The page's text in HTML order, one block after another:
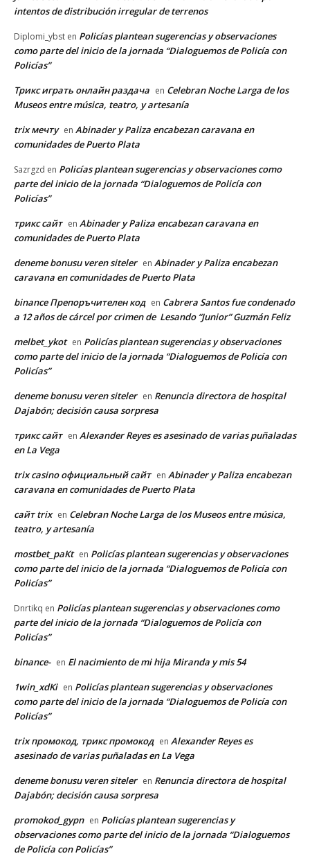
intentos de distribución irregular de terrenos
Diplomi_ybst en Policías plantean sugerencias y observaciones
como parte del inicio de la jornada “Dialoguemos de Policía con
Policías”
Трикс играть онлайн раздача en Celebran Noche Larga de los
Museos entre música, teatro, y artesanía
trix мечту en Abinader y Paliza encabezan caravana en
comunidades de Puerto Plata
Sazrgzd en Policías plantean sugerencias y observaciones como
parte del inicio de la jornada “Dialoguemos de Policía con
Policías”
трикс сайт en Abinader y Paliza encabezan caravana en
comunidades de Puerto Plata
deneme bonusu veren siteler en Abinader y Paliza encabezan
caravana en comunidades de Puerto Plata
binance Препоръчителен код en Cabrera Santos fue condenado
a 12 años de cárcel por crimen de Lesando “Junior” Guzmán Feliz
melbet_ykot en Policías plantean sugerencias y observaciones
como parte del inicio de la jornada “Dialoguemos de Policía con
Policías”
deneme bonusu veren siteler en Renuncia directora de hospital
Dajabón; decisión causa sorpresa
трикс сайт en Alexander Reyes es asesinado de varias puñaladas
en La Vega
trix casino официальный сайт en Abinader y Paliza encabezan
caravana en comunidades de Puerto Plata
сайт trix en Celebran Noche Larga de los Museos entre música,
teatro, y artesanía
mostbet_paKt en Policías plantean sugerencias y observaciones
como parte del inicio de la jornada “Dialoguemos de Policía con
Policías”
Dnrtikq en Policías plantean sugerencias y observaciones como
parte del inicio de la jornada “Dialoguemos de Policía con
Policías”
binance- en El nacimiento de mi hija Miranda y mis 54
1win_xdKi en Policías plantean sugerencias y observaciones
como parte del inicio de la jornada “Dialoguemos de Policía con
Policías”
trix промокод, трикс промокод en Alexander Reyes es
asesinado de varias puñaladas en La Vega
deneme bonusu veren siteler en Renuncia directora de hospital
Dajabón; decisión causa sorpresa
promokod_gypn en Policías plantean sugerencias y
observaciones como parte del inicio de la jornada “Dialoguemos
de Policía con Policías”